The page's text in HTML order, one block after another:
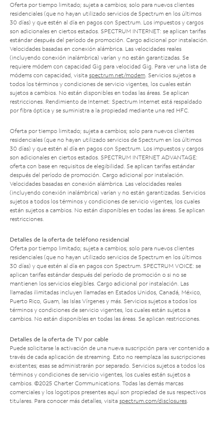
Oferta por tiempo limitado; sujeta a cambios; solo para nuevos clientes
residenciales (que no hayan utilizado servicios de Spectrum en los últimos
30 días) y que estén al día en pagos con Spectrum. Los impuestos y cargos
son adicionales en ciertos estados. SPECTRUM INTERNET: se aplican tarifas
estándar después del período de promoción. Cargo adicional por instalación.
Velocidades basadas en conexión alámbrica. Las velocidades reales
(incluyendo conexión inalámbrica) varían y no están garantizadas. Se
requiere módem con capacidad Gig para velocidad Gig. Para ver una lista de
módems con capacidad, visita spectrum.net/modem . Servicios sujetos a
todos los términos y condiciones de servicio vigentes, los cuales están
sujetos a cambios. No están disponibles en todas las áreas. Se aplican
restricciones. Rendimiento de Internet: Spectrum Internet está respaldado
por fibra óptica y se suministra a la propiedad mediante una red HFC.
Oferta por tiempo limitado; sujeta a cambios; solo para nuevos clientes
residenciales (que no hayan utilizado servicios de Spectrum en los últimos
30 días) y que estén al día en pagos con Spectrum. Los impuestos y cargos
son adicionales en ciertos estados. SPECTRUM INTERNET ADVANTAGE:
oferta con base en requisitos de elegibilidad. Se aplican tarifas estándar
después del período de promoción. Cargo adicional por instalación.
Velocidades basadas en conexión alámbrica. Las velocidades reales
(incluyendo conexión inalámbrica) varían y no están garantizadas. Servicios
sujetos a todos los términos y condiciones de servicio vigentes, los cuales
están sujetos a cambios. No están disponibles en todas las áreas. Se aplican
restricciones.
Detalles de la oferta de teléfono residencial
Oferta por tiempo limitado; sujeta a cambios; solo para nuevos clientes
residenciales (que no hayan utilizado servicios de Spectrum en los últimos
30 días) y que estén al día en pagos con Spectrum. SPECTRUM VOICE: se
aplican tarifas estándar después del período de promoción o si no se
mantienen los servicios elegibles. Cargo adicional por instalación. Las
llamadas ilimitadas incluyen llamadas en Estados Unidos, Canadá, México,
Puerto Rico, Guam, las Islas Vírgenes y más. Servicios sujetos a todos los
términos y condiciones de servicio vigentes, los cuales están sujetos a
cambios. No están disponibles en todas las áreas. Se aplican restricciones.
Detalles de la oferta de TV por cable
Puede solicitarse la activación de una nueva suscripción para ver contenido a
través de cada aplicación de streaming. Esto no reemplaza las suscripciones
existentes; esas se administrarán por separado. Servicios sujetos a todos los
términos y condiciones de servicio vigentes, los cuales están sujetos a
cambios. ©2025 Charter Communications. Todas las demás marcas
comerciales y los logotipos presentes aquí son propiedad de sus respectivos
titulares. Para conocer más detalles, visita spectrum.com/disclosures